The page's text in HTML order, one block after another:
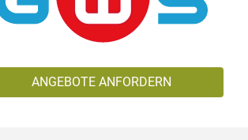
ANGEBOTE ANFORDERN